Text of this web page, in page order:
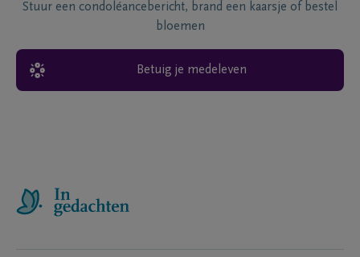
Stuur een condoléancebericht, brand een kaarsje of bestel
bloemen
Betuig je medeleven